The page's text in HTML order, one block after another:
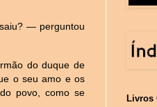
— perguntou
do duque de
o seu amo e os
povo, como se
Livros